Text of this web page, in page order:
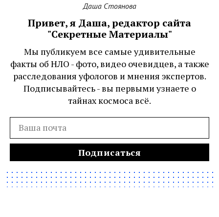
Даша Стоянова
Привет, я Даша, редактор сайта
"Секретные Материалы"
Мы публикуем все самые удивительные
факты об НЛО - фото, видео очевидцев, а также
расследования уфологов и мнения экспертов.
Подписывайтесь - вы первыми узнаете о
тайнах космоса всё.
Подписаться